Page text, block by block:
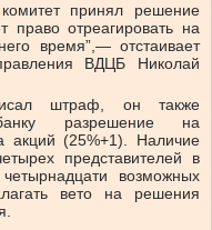
принял решение
отреагировать на
время”,— отстаивает
ВДЦБ Николай
штраф, он также
разрешение на
акций (25%+1). Наличие
представителей в
возможных
вето на решения